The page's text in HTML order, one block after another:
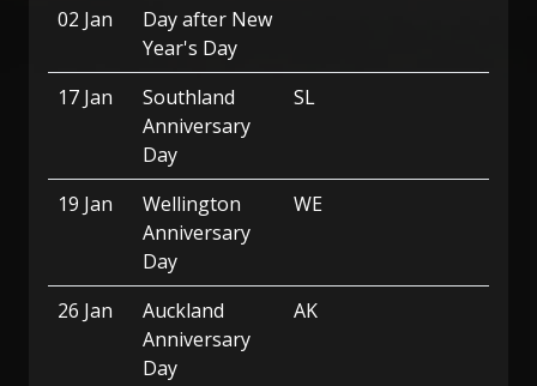
02 Jan
Day after New
Year's Day
17 Jan
Southland
Anniversary
Day
SL
19 Jan
Wellington
Anniversary
Day
WE
26 Jan
Auckland
Anniversary
Day
AK